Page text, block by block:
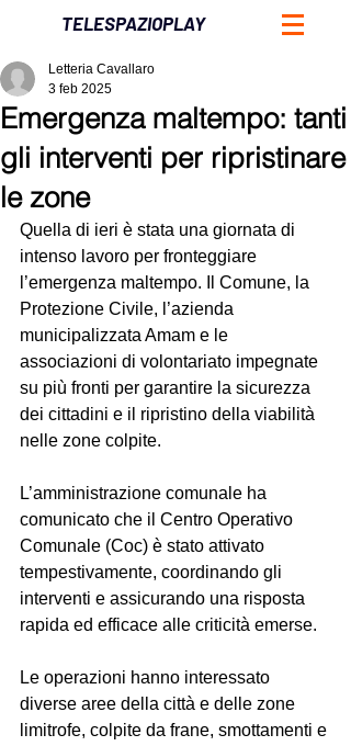
TELESPAZIOPLAY
Emergenza maltempo: tanti
gli interventi per ripristinare
le zone
Letteria Cavallaro
3 feb 2025
Quella di ieri è stata una giornata di
intenso lavoro per fronteggiare
l’emergenza maltempo. Il Comune, la
Protezione Civile, l’azienda
municipalizzata Amam e le
associazioni di volontariato impegnate
su più fronti per garantire la sicurezza
dei cittadini e il ripristino della viabilità
nelle zone colpite.
L’amministrazione comunale ha
comunicato che il Centro Operativo
Comunale (Coc) è stato attivato
tempestivamente, coordinando gli
interventi e assicurando una risposta
rapida ed efficace alle criticità emerse.
Le operazioni hanno interessato
diverse aree della città e delle zone
limitrofe, colpite da frane, smottamenti e